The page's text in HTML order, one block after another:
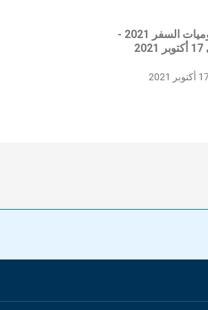
في خطوات ديلاكروا - يوميات السفر 2021 -